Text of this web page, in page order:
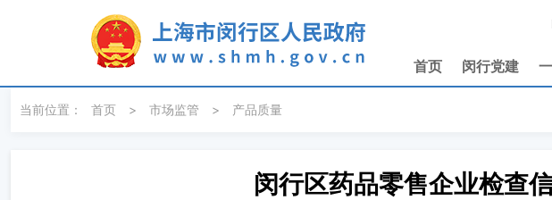
首页 闵行党建
当前位置： 首页 > 市场监管 > 产品质量
闵行区药品零售企业检查信